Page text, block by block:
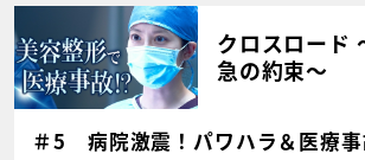
クロスロード
急の約束～
＃5 病院激震！パワハラ＆医療